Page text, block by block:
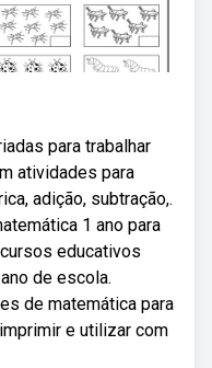
para trabalhar
atividades para
adição, subtração,.
1 ano para
educativos
de escola.
de matemática para
e utilizar com